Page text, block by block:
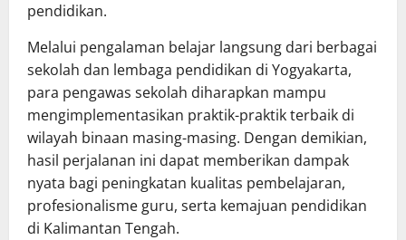
pendidikan.
Melalui pengalaman belajar langsung dari berbagai
sekolah dan lembaga pendidikan di Yogyakarta,
para pengawas sekolah diharapkan mampu
mengimplementasikan praktik-praktik terbaik di
wilayah binaan masing-masing. Dengan demikian,
hasil perjalanan ini dapat memberikan dampak
nyata bagi peningkatan kualitas pembelajaran,
profesionalisme guru, serta kemajuan pendidikan
di Kalimantan Tengah.